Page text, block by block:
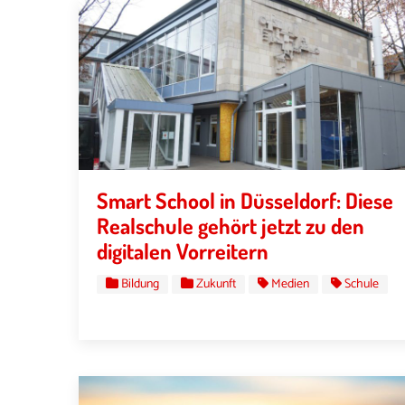
Smart School in Düsseldorf: Diese
Realschule gehört jetzt zu den
digitalen Vorreitern
Bildung Zukunft Medien Schule